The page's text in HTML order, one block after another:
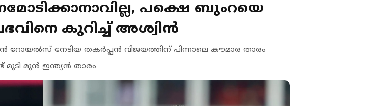
പക്ഷെ ബുംറയെ
കുറിച്ച് അശ്വിൻ
നേടിയ തകർപ്പൻ വിജയത്തിന് പിന്നാലെ കൗമാര താരം
മുൻ ഇന്ത്യൻ താരം